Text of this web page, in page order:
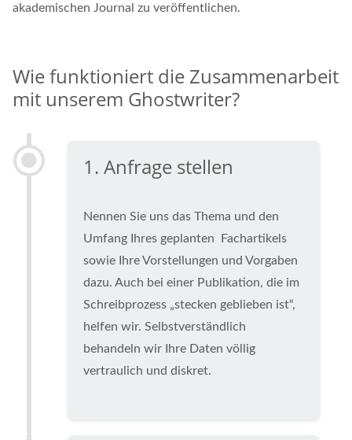
akademischen Journal zu veröffentlichen.
Wie funktioniert die Zusammenarbeit
mit unserem Ghostwriter?
1. Anfrage stellen
Nennen Sie uns das Thema und den
Umfang Ihres geplanten Fachartikels
sowie Ihre Vorstellungen und Vorgaben
dazu. Auch bei einer Publikation, die im
Schreibprozess „stecken geblieben ist“,
helfen wir. Selbstverständlich
behandeln wir Ihre Daten völlig
vertraulich und diskret.